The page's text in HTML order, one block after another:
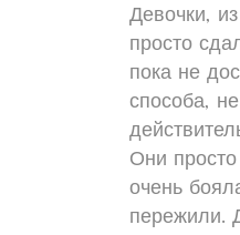
Девочки,
просто
пока не
способа,
Они
очень
пережили.